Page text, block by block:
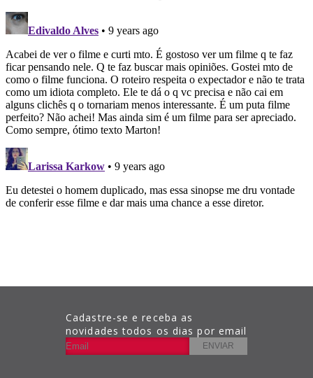
Cadastre-se e receba as
novidades todos os dias por email